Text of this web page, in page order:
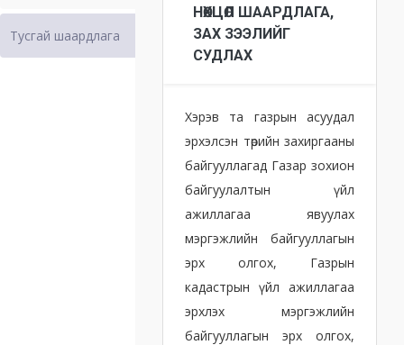
Тусгай шаардлага
НӨХЦӨЛ ШААРДЛАГА,
ЗАХ ЗЭЭЛИЙГ
СУДЛАХ
Хэрэв та газрын асуудал
эрхэлсэн төрийн захиргааны
байгууллагад Газар зохион
байгуулалтын үйл
ажиллагаа явуулах
мэргэжлийн байгууллагын
эрх олгох, Газрын
кадастрын үйл ажиллагаа
эрхлэх мэргэжлийн
байгууллагын эрх олгох,